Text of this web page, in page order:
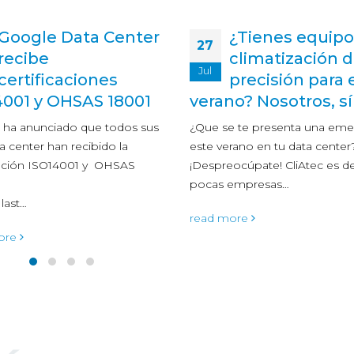
equipos de
climatización de
para este
Nosotros, sí
te presenta una emergencia
en tu data center?
CliAtec es de las
29
Ago
Refrigeradores
e+: la
eficiencia
energética
Cuando hablamos de
energética, solemos hacer
a métricas e indicadores y,
todo, a los relacionados con…
read more